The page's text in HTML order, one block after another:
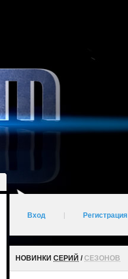
Вход Регистрация
НОВИНКИ СЕРИЙ /СЕЗОНОВ